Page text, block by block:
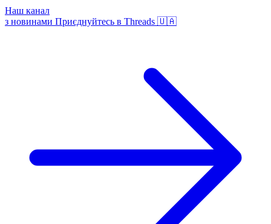
Наш канал
з новинами Приєднуйтесь в Threads 🇺🇦